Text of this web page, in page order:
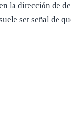
la dirección de
ser señal de